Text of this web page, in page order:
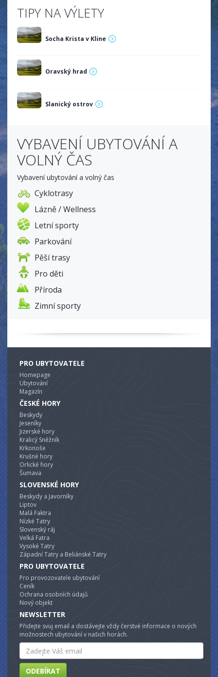
TIPY NA VÝLETY
Socha Krista v Kline
Oravský hrad
Slanický ostrov
VYBAVENÍ UBYTOVÁNÍ A
VOLNÝ ČAS
Vybavení ubytování a volný čas
Cyklotrasy
Lázně / Wellness
Letní sporty
Parkování
Pěší trasy
Pro děti
Příroda
Zimní sporty
PRO UBYTOVATELE
Homepage
Ubytování
Magazín
ČESKÉ HORY
Beskydy
Jeseníky
Jizerské hory
Kralicý Sněžník
Krkonoše
Krušné hory
Orlické hory
Šumava
SLOVENSKÉ HORY
Beskydy a Javorníky
Liptov
Malá Faktra
Nízké Tatry
Slovenský ráj
Velká Fatra
Vysoké Tatry
Západní Tatry a Beliánské Tatry
PRO UBYTOVATELE
Pro provozovatele ubytování
Ceník
Ochrana osobních údajů
Nový objekt
NEWSLETTER
Přidejte svuj email a dostávejte vždy čerstvé informace o nových
možnostech ubytování v našich horách.
Email
ODEBÍRAT